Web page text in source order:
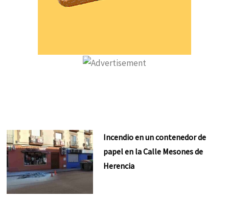
Incendio en un contenedor de
papel en la Calle Mesones de
Herencia